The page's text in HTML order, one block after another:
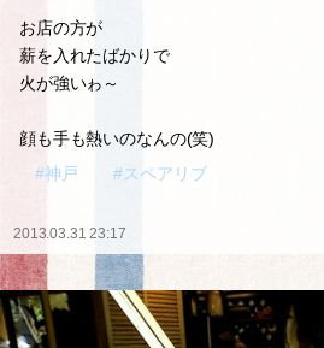
お店の方が
薪を入れたばかりで
火が強いゎ～
顔も手も熱いのなんの(笑)
#神戸
#スペアリブ
2013.03.31 23:17